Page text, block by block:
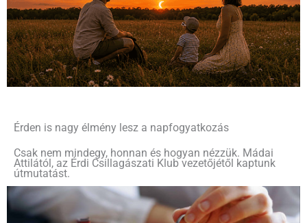
Érden is nagy élmény lesz a napfogyatkozás
Csak nem mindegy, honnan és hogyan nézzük. Mádai
Attilától, az Érdi Csillagászati Klub vezetőjétől kaptunk
útmutatást.